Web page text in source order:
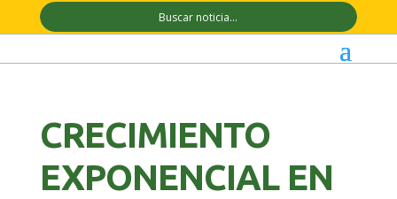
CRECIMIENTO
EXPONENCIAL EN